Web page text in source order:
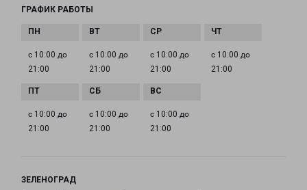
ГРАФИК РАБОТЫ
с 10:00 до
21:00
с 10:00 до
21:00
с 10:00 до
21:00
с 10:00 до
21:00
с 10:00 до
21:00
с 10:00 до
21:00
с 10:00 до
21:00
ЗЕЛЕНОГРАД